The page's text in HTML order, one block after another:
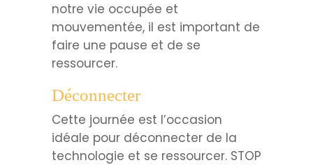
notre vie occupée et
mouvementée, il est important de
faire une pause et de se
ressourcer.
Déconnecter
Cette journée est l’occasion
idéale pour déconnecter de la
technologie et se ressourcer. STOP